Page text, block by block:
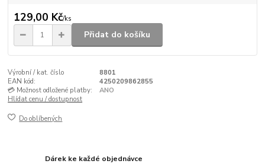
129,00 Kč/ks
Přidat do košíku
Výrobní / kat. číslo
8801
EAN kód:
4250209862855
💳 Možnost odložené platby:
ANO
Hlídat cenu / dostupnost
Do oblíbených
Dárek ke každé objednávce